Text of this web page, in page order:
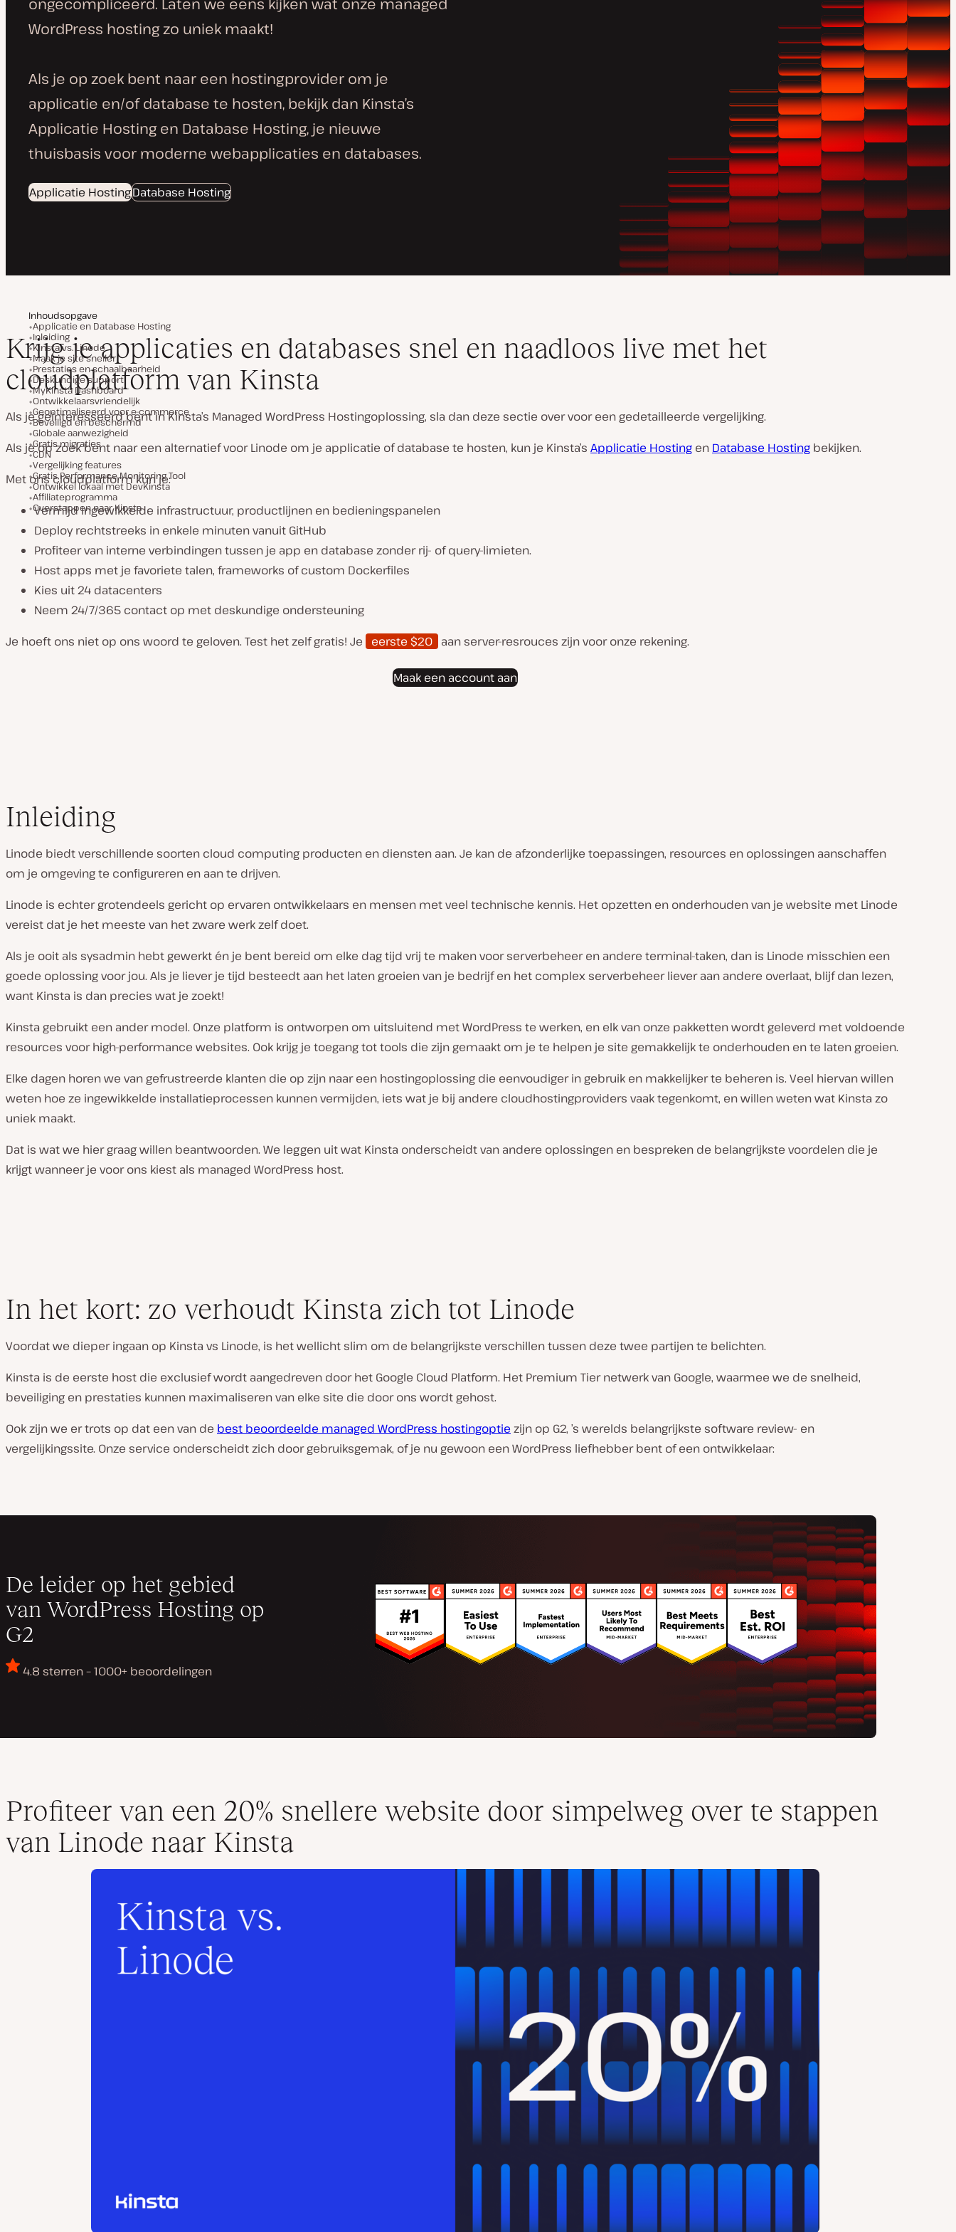
ongecompliceerd. Laten we eens kijken wat onze managed
WordPress hosting zo uniek maakt!
Als je op zoek bent naar een hostingprovider om je
applicatie en/of database te hosten, bekijk dan Kinsta’s
Applicatie Hosting en Database Hosting, je nieuwe
thuisbasis voor moderne webapplicaties en databases.
Applicatie HostingDatabase Hosting
Inhoudsopgave
Applicatie en Database Hosting
Inleiding
Kinsta vs. Linode
Maak je site sneller
Prestaties en schaalbaarheid
Deskundige support
MyKinsta Dashboard
Ontwikkelaarsvriendelijk
Geoptimaliseerd voor e-commerce
Beveiligd en beschermd
Globale aanwezigheid
Gratis migraties
CDN
Vergelijking features
Gratis Performance Monitoring Tool
Ontwikkel lokaal met DevKinsta
Affiliateprogramma
Overstappen naar Kinsta
Krijg je applicaties en databases snel en naadloos live met het
cloudplatform van Kinsta
Als je geïnteresseerd bent in Kinsta’s Managed WordPress Hostingoplossing, sla dan deze sectie over voor een gedetailleerde vergelijking.
Als je op zoek bent naar een alternatief voor Linode om je applicatie of database te hosten, kun je Kinsta’s Applicatie Hosting en Database Hosting bekijken.
Met ons cloudplatform kun je:
Vermijd ingewikkelde infrastructuur, productlijnen en bedieningspanelen
Deploy rechtstreeks in enkele minuten vanuit GitHub
Profiteer van interne verbindingen tussen je app en database zonder rij- of query-limieten.
Host apps met je favoriete talen, frameworks of custom Dockerfiles
Kies uit 24 datacenters
Neem 24/7/365 contact op met deskundige ondersteuning
Je hoeft ons niet op ons woord te geloven. Test het zelf gratis! Je
eerste $20 aan server-resrouces zijn voor onze rekening.
Maak een account aan
Inleiding
Linode biedt verschillende soorten cloud computing producten en diensten aan. Je kan de afzonderlijke toepassingen, resources en oplossingen aanschaffen
om je omgeving te configureren en aan te drijven.
Linode is echter grotendeels gericht op ervaren ontwikkelaars en mensen met veel technische kennis. Het opzetten en onderhouden van je website met Linode
vereist dat je het meeste van het zware werk zelf doet.
Als je ooit als sysadmin hebt gewerkt én je bent bereid om elke dag tijd vrij te maken voor serverbeheer en andere terminal-taken, dan is Linode misschien een
goede oplossing voor jou. Als je liever je tijd besteedt aan het laten groeien van je bedrijf en het complex serverbeheer liever aan andere overlaat, blijf dan lezen,
want Kinsta is dan precies wat je zoekt!
Kinsta gebruikt een ander model. Onze platform is ontworpen om uitsluitend met WordPress te werken, en elk van onze pakketten wordt geleverd met voldoende
resources voor high-performance websites. Ook krijg je toegang tot tools die zijn gemaakt om je te helpen je site gemakkelijk te onderhouden en te laten groeien.
Elke dagen horen we van gefrustreerde klanten die op zijn naar een hostingoplossing die eenvoudiger in gebruik en makkelijker te beheren is. Veel hiervan willen
weten hoe ze ingewikkelde installatieprocessen kunnen vermijden, iets wat je bij andere cloudhostingproviders vaak tegenkomt, en willen weten wat Kinsta zo
uniek maakt.
Dat is wat we hier graag willen beantwoorden. We leggen uit wat Kinsta onderscheidt van andere oplossingen en bespreken de belangrijkste voordelen die je
krijgt wanneer je voor ons kiest als managed WordPress host.
In het kort: zo verhoudt Kinsta zich tot Linode
Voordat we dieper ingaan op Kinsta vs Linode, is het wellicht slim om de belangrijkste verschillen tussen deze twee partijen te belichten.
Kinsta is de eerste host die exclusief wordt aangedreven door het Google Cloud Platform. Het Premium Tier netwerk van Google, waarmee we de snelheid,
beveiliging en prestaties kunnen maximaliseren van elke site die door ons wordt gehost.
Ook zijn we er trots op dat een van de best beoordeelde managed WordPress hostingoptie zijn op G2, ’s werelds belangrijkste software review- en
vergelijkingssite. Onze service onderscheidt zich door gebruiksgemak, of je nu gewoon een WordPress liefhebber bent of een ontwikkelaar:
De leider op het gebied
van WordPress Hosting op
G2
4.8 sterren – 1000+ beoordelingen
Profiteer van een 20% snellere website door simpelweg over te stappen
van Linode naar Kinsta